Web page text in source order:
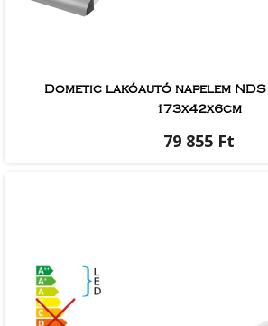
Dometic lakóautó napelem NDS
173x42x6cm
79 855 Ft